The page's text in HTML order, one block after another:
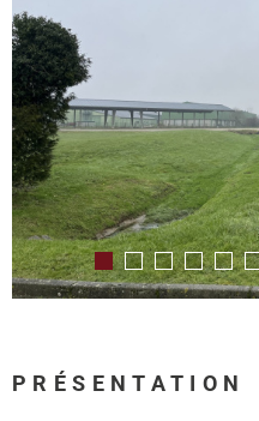
PRÉSENTATION